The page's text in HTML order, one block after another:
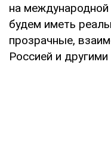
на
будем иметь
прозрачные,
Россией и